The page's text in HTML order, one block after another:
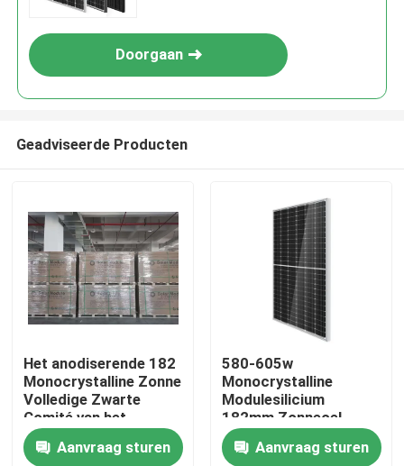
Huis
Doorgaan
Geadviseerde Producten
Het anodiserende 182
Monocrystalline Zonne
Volledige Zwarte
Comité van het
Modulesilicone
Aanvraag sturen
580-605w
Monocrystalline
Modulesilicium
182mm Zonnecel
Aanvraag sturen